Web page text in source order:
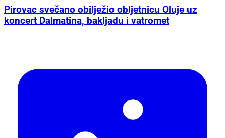
Pirovac svečano obilježio obljetnicu Oluje uz
koncert Dalmatina, bakljadu i vatromet